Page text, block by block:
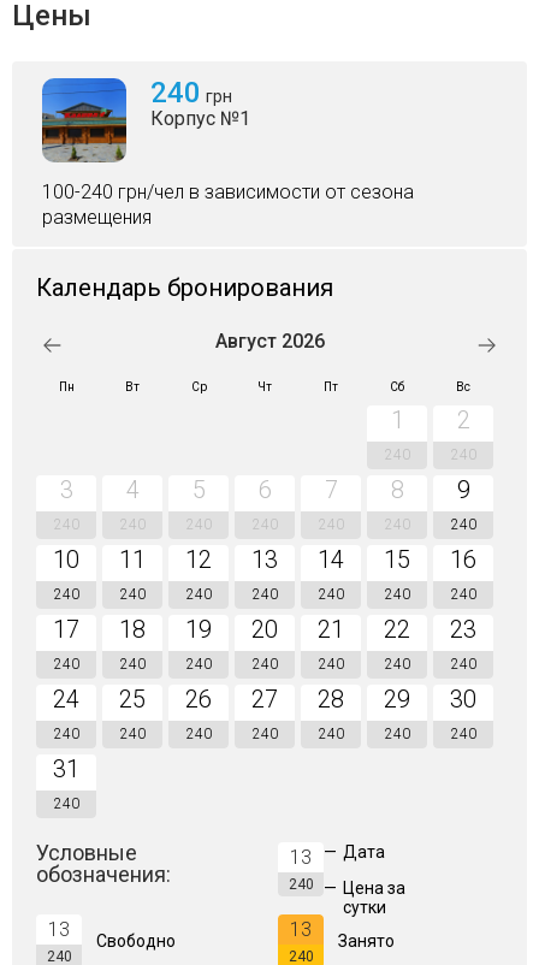
Цены
240 грн
Корпус №1
100-240 грн/чел в зависимости от сезона
размещения
Календарь бронирования
Август 2026
Пн Вт Ср Чт Пт Сб Вс
1
240
2
240
3
240
4
240
5
240
6
240
7
240
8
240
9
240
10
240
11
240
12
240
13
240
14
240
15
240
16
240
17
240
18
240
19
240
20
240
21
240
22
240
23
240
24
240
25
240
26
240
27
240
28
240
29
240
30
240
31
240
Условные
обозначения:
13
240
— Дата
— Цена за
сутки
13
240
Свободно
13
240
Занято